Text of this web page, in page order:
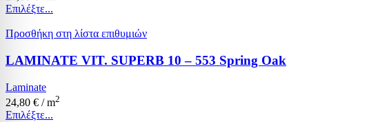
Επιλέξτε...
Προσθήκη στη λίστα επιθυμιών
LAMINATE VIT. SUPERB 10 – 553 Spring Oak
Laminate
24,80 € / m2
Επιλέξτε...